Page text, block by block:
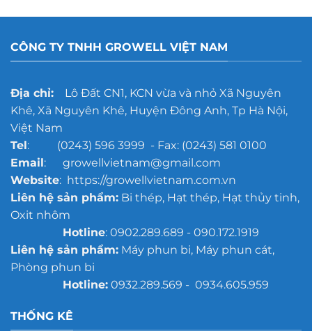
CÔNG TY TNHH GROWELL VIỆT NAM
Địa chỉ:Lô Đất CN1, KCN vừa và nhỏ Xã Nguyên
Khê, Xã Nguyên Khê, Huyện Đông Anh, Tp Hà Nội,
Việt Nam
Tel: (0243) 596 3999 - Fax: (0243) 581 0100
Email: growellvietnam@gmail.com
Website: https://growellvietnam.com.vn
Liên hệ sản phẩm:Bi thép, Hạt thép, Hạt thủy tinh,
Oxit nhôm
Hotline: 0902.289.689 - 090.172.1919
Liên hệ sản phẩm:Máy phun bi, Máy phun cát,
Phòng phun bi
Hotline:0932.289.569 - 0934.605.959
THỐNG KÊ